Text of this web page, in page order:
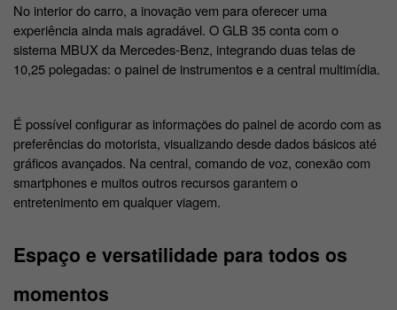
No interior do carro, a inovação vem para oferecer uma
experiência ainda mais agradável. O GLB 35 conta com o
sistema MBUX da Mercedes-Benz, integrando duas telas de
10,25 polegadas: o painel de instrumentos e a central multimídia.
É possível configurar as informações do painel de acordo com as
preferências do motorista, visualizando desde dados básicos até
gráficos avançados. Na central, comando de voz, conexão com
smartphones e muitos outros recursos garantem o
entretenimento em qualquer viagem.
Espaço e versatilidade para todos os
momentos